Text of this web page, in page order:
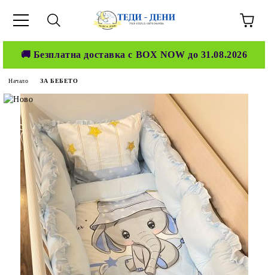
🚚 Безплатна доставка с BOX NOW до 31.08.2026
Начало ЗА БЕБЕТО